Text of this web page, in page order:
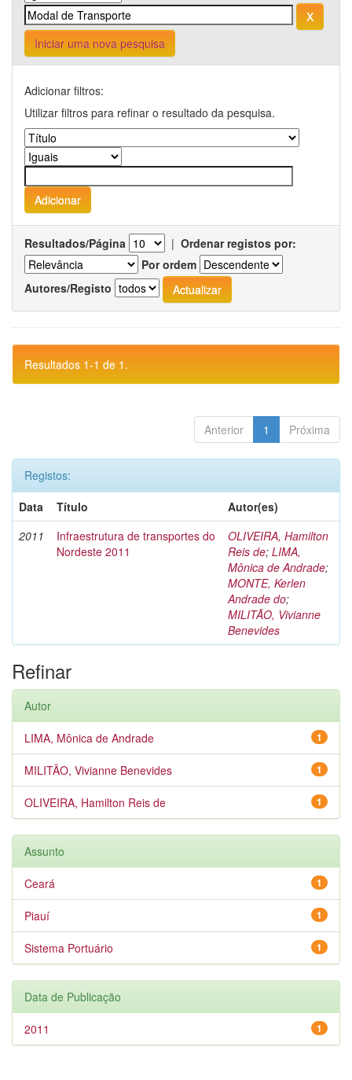
Iniciar uma nova pesquisa
Adicionar filtros:
Utilizar filtros para refinar o resultado da pesquisa.
Resultados/Página | Ordenar registos por:
Por ordem
Autores/Registo
Resultados 1-1 de 1.
Anterior 1 Próxima
Registos:
Data
Título
Autor(es)
2011
Infraestrutura de transportes do
Nordeste 2011
OLIVEIRA, Hamilton
Reis de; LIMA,
Mônica de Andrade;
MONTE, Kerlen
Andrade do;
MILITÃO, Vivianne
Benevides
Refinar
Autor
1
LIMA, Mônica de Andrade
1
MILITÃO, Vivianne Benevides
1
OLIVEIRA, Hamilton Reis de
Assunto
1
Ceará
1
Piauí
1
Sistema Portuário
Data de Publicação
1
2011